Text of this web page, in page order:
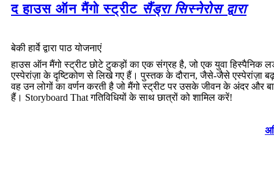
द हाउस ऑन मैंगो स्ट्रीट सैंड्रा सिस्नेरोस द्वारा
बेकी हार्वे द्वारा पाठ योजनाएं
हाउस ऑन मैंगो स्ट्रीट छोटे टुकड़ों का एक संग्रह है, जो एक युवा हिस्पैनिक
एस्पेरांज़ा के दृष्टिकोण से लिखे गए हैं। पुस्तक के दौरान, जैसे-जैसे एस्पेरांज़ा
वह उन लोगों का वर्णन करती है जो मैंगो स्ट्रीट पर उसके जीवन के अंदर और
हैं। Storyboard That गतिविधियों के साथ छात्रों को शामिल करें!